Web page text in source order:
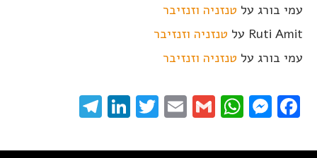
עמי בורג על טנזניה וזנזיבר
Ruti Amit על טנזניה וזנזיבר
עמי בורג על טנזניה וזנזיבר
Facebook
Messenger
WhatsApp
Gmail
Email
Twitter
LinkedIn